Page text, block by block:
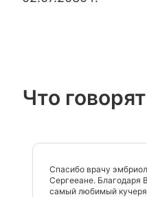
Что
Спасибо врачу
Сергееане. Благодаря
самый любимый